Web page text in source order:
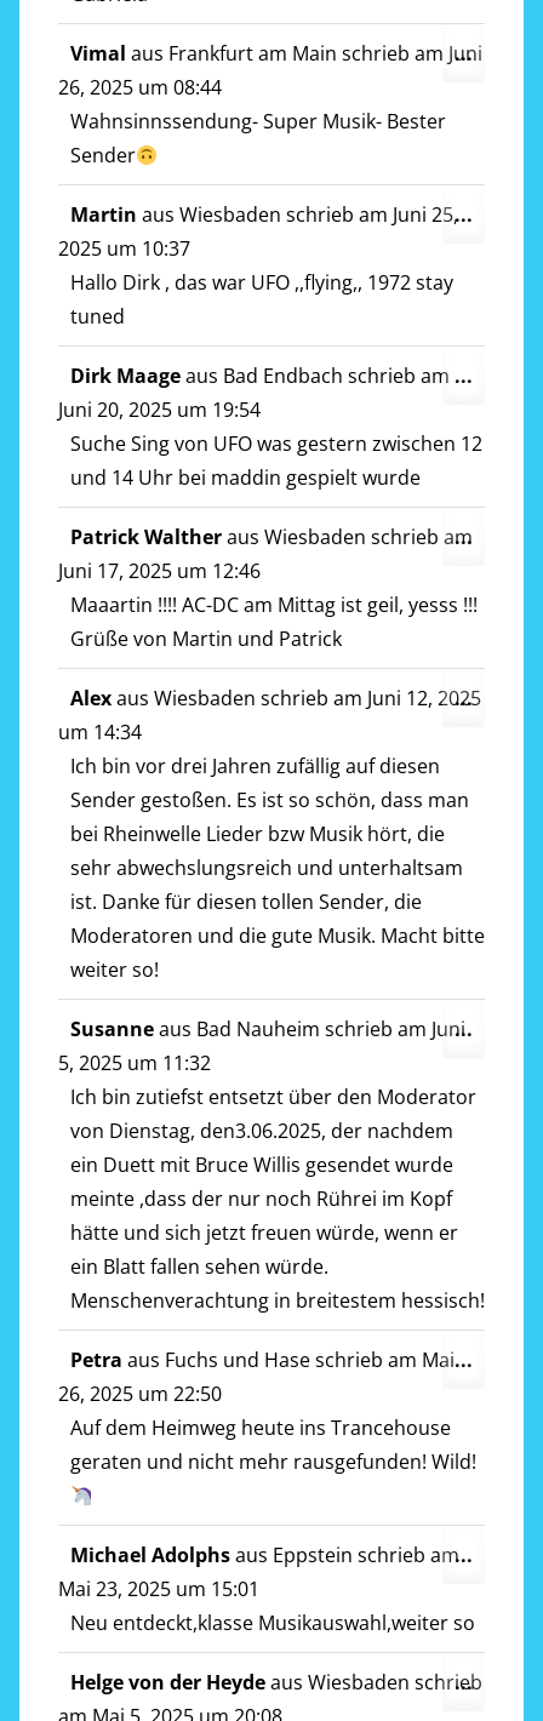
Vimal aus Frankfurt am Main schrieb am Juni
26, 2025 um 08:44
Wahnsinnssendung- Super Musik- Bester
Sender
...Diese
Martin aus Wiesbaden schrieb am Juni 25,
2025 um 10:37
Hallo Dirk , das war UFO ,,flying,, 1972 stay
tuned
...
Dirk Maageaus Bad Endbach schrieb am
Juni 20, 2025 um 19:54
Suche Sing von UFO was gestern zwischen 12
und 14 Uhr bei maddin gespielt wurde
...
ein-/
Patrick Waltheraus Wiesbaden schrieb am
Juni 17, 2025 um 12:46
Maaartin !!!! AC-DC am Mittag ist geil, yesss !!!
Grüße von Martin und Patrick
...
ein-/
Alexaus Wiesbaden schrieb am Juni 12, 2025
um 14:34
Ich bin vor drei Jahren zufällig auf diesen
Sender gestoßen. Es ist so schön, dass man
bei Rheinwelle Lieder bzw Musik hört, die
sehr abwechslungsreich und unterhaltsam
ist. Danke für diesen tollen Sender, die
Moderatoren und die gute Musik. Macht bitte
weiter so!
...Diese
Susanneaus Bad Nauheim schrieb am Juni
5, 2025 um 11:32
Ich bin zutiefst entsetzt über den Moderator
von Dienstag, den3.06.2025, der nachdem
ein Duett mit Bruce Willis gesendet wurde
meinte ,dass der nur noch Rührei im Kopf
hätte und sich jetzt freuen würde, wenn er
ein Blatt fallen sehen würde.
Menschenverachtung in breitestem hessisch!
...
ein-/
Petra aus Fuchs und Haseschrieb am Mai
26, 2025 um 22:50
Auf dem Heimweg heute ins Trancehouse
geraten und nicht mehr rausgefunden! Wild!
...
Michael Adolphsaus Eppstein schrieb am
Mai 23, 2025 um 15:01
Neu entdeckt,klasse Musikauswahl,weiter so
...
ein-/
Helge von der Heydeaus Wiesbaden schrieb
...Diese